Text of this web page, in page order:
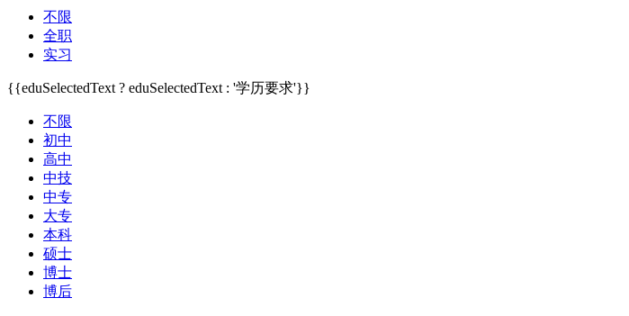
不限
全职
实习
{{eduSelectedText ? eduSelectedText : '学历要求'}}
不限
初中
高中
中技
中专
大专
本科
硕士
博士
博后